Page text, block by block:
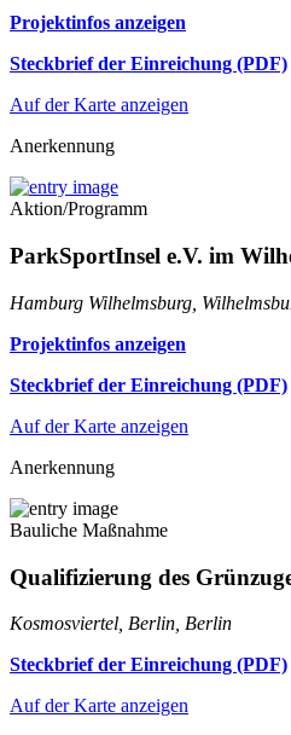
Projektinfos anzeigen
Steckbrief der Einreichung (PDF)
Auf der Karte anzeigen
Anerkennung
Aktion/Programm
ParkSportInsel e.V. im
Hamburg Wilhelmsburg,
Projektinfos anzeigen
Steckbrief der Einreichung (PDF)
Auf der Karte anzeigen
Anerkennung
Bauliche Maßnahme
Qualifizierung des
Kosmosviertel, Berlin, Berlin
Steckbrief der Einreichung (PDF)
Auf der Karte anzeigen